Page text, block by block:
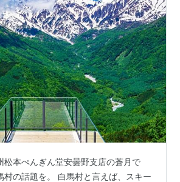
松本ぺんぎん堂安曇野支店の蒼月で
村の話題を。 白馬村と言えば、スキー